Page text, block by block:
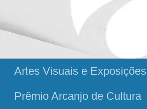
Artes Visuais e Exposições
Prêmio Arcanjo de Cultura